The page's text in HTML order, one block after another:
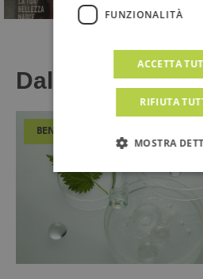
Dal Magazine
BENESSERE
FUNZIONALITÀ
ACCETTA
RIFIUTA
MOSTRA